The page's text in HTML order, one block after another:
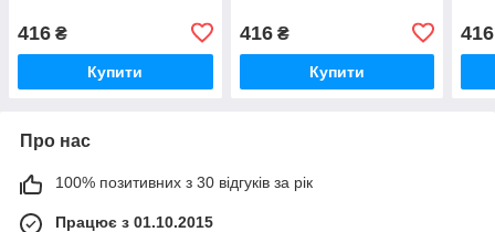
416 ₴
Купити
416₴
Купити
416
Про нас
100% позитивних з 30 відгуків за рік
Працює з 01.10.2015